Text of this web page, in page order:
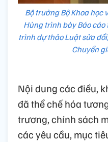
Bộ trưởng Bộ Khoa học
Hùng trình bày Báo
trình dự thảo Luật sửa
Chuyển
Nội dung các điều,
đã thể chế hóa
trương, chính sách
các yêu cầu, mục